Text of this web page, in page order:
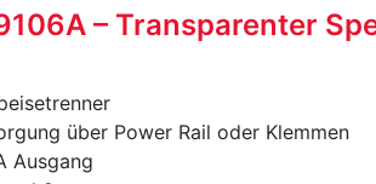
– Transparenter
über Power Rail oder Klemmen
Ausgang